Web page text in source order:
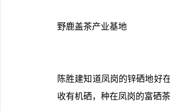
野鹿盖茶产业基地
陈胜建知道凤岗的锌硒地好
收有机硒，种在凤岗的富硒
前导列表
blogger图片代理+相